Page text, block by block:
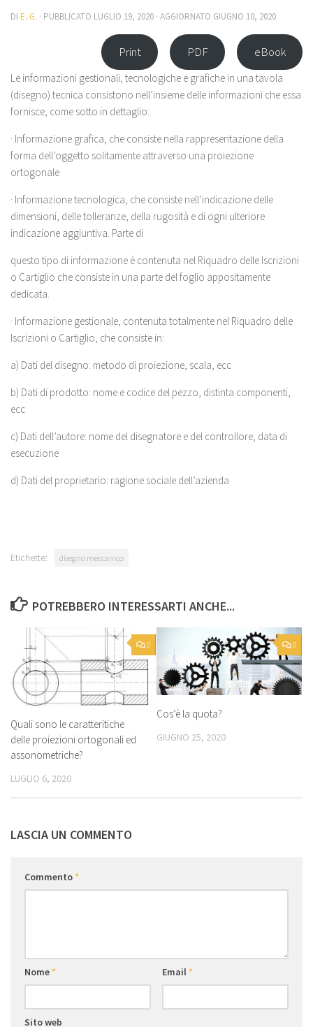
DI E. G. · PUBBLICATO LUGLIO 19, 2020 · AGGIORNATO GIUGNO 10, 2020
Print PDF eBook
Le informazioni gestionali, tecnologiche e grafiche in una tavola
(disegno) tecnica consistono nell’insieme delle informazioni che essa
fornisce, come sotto in dettaglio:
· Informazione grafica, che consiste nella rappresentazione della
forma dell’oggetto solitamente attraverso una proiezione
ortogonale
· Informazione tecnologica, che consiste nell’indicazione delle
dimensioni, delle tolleranze, della rugosità e di ogni ulteriore
indicazione aggiuntiva. Parte di
questo tipo di informazione è contenuta nel Riquadro delle Iscrizioni
o Cartiglio che consiste in una parte del foglio appositamente
dedicata.
· Informazione gestionale, contenuta totalmente nel Riquadro delle
Iscrizioni o Cartiglio, che consiste in:
a) Dati del disegno: metodo di proiezione, scala, ecc
b) Dati di prodotto: nome e codice del pezzo, distinta componenti,
ecc
c) Dati dell’autore: nome del disegnatore e del controllore, data di
esecuzione
d) Dati del proprietario: ragione sociale dell’azienda
Etichette: disegno meccanico
POTREBBERO INTERESSARTI ANCHE...
0
Quali sono le caratteritiche
delle proiezioni ortogonali ed
assonometriche?
LUGLIO 6, 2020
0
Cos’è la quota?
GIUGNO 25, 2020
LASCIA UN COMMENTO
Commento*
Nome* Email*
Sito web